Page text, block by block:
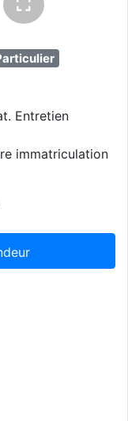
Entretien
immatriculation